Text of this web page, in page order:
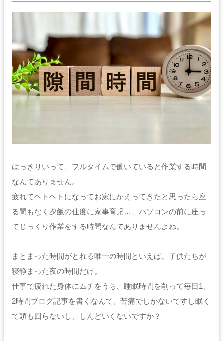
当方は、法令に基づく場合等正当な理由によらない限り、
事前に本人の同意を得ることなく、個人情報を第三者に開示・提
供することはありません。
個人情報の管理
当方は、個人情報の漏洩、滅失、毀損等を防止するために、個人
情報保護管理責任者を設置し、
ご本人であることを確認させていただいたうえで、合理的な範囲
ですみやかに 対応させていただきます。
プライバシーに関する意見・苦情・異議申し立てについて
お客様が、当ウェブサイトで掲示した本方針を守っていないと思
われる場合には、お問い合わせを通じて当方にまずご連絡くださ
きるよう努めます。
はっきりいって、フルタイムで働いていると作業する時間
なんてありません。
疲れてヘトヘトになってお家にかえってきたと思ったら座
る間もなく夕飯の仕度に家事育児…、パソコンの前に座っ
てじっくり作業をする時間なんてありませんよね。
まとまった時間がとれる唯一の時間といえば、子供たちが
寝静まった夜の時間だけ。
仕事で疲れた身体にムチをうち、睡眠時間を削って毎日1、
2時間ブログ記事を書くなんて、苦痛でしかないですし眠く
て頭も回らないし、しんどいくないですか？